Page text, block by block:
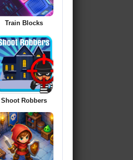
Train Blocks
Shoot Robbers